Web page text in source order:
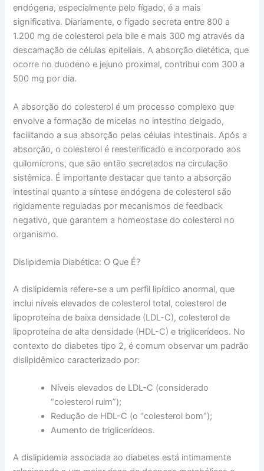
endógena, especialmente pelo fígado, é a mais
significativa. Diariamente, o fígado secreta entre 800 a
1.200 mg de colesterol pela bile e mais 300 mg através da
descamação de células epiteliais. A absorção dietética, que
ocorre no duodeno e jejuno proximal, contribui com 300 a
500 mg por dia.
A absorção do colesterol é um processo complexo que
envolve a formação de micelas no intestino delgado,
facilitando a sua absorção pelas células intestinais. Após a
absorção, o colesterol é reesterificado e incorporado aos
quilomícrons, que são então secretados na circulação
sistêmica. É importante destacar que tanto a absorção
intestinal quanto a síntese endógena de colesterol são
rigidamente reguladas por mecanismos de feedback
negativo, que garantem a homeostase do colesterol no
organismo.
Dislipidemia Diabética: O Que É?
A dislipidemia refere-se a um perfil lipídico anormal, que
inclui níveis elevados de colesterol total, colesterol de
lipoproteína de baixa densidade (LDL-C), colesterol de
lipoproteína de alta densidade (HDL-C) e triglicerídeos. No
contexto do diabetes tipo 2, é comum observar um padrão
dislipidêmico caracterizado por:
Níveis elevados de LDL-C (considerado
“colesterol ruim”);
Redução de HDL-C (o “colesterol bom”);
Aumento de triglicerídeos.
A dislipidemia associada ao diabetes está intimamente